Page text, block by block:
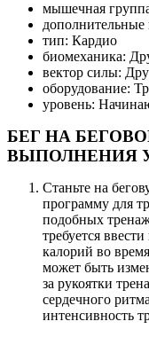
мышечная
тип: Кардио
биомеханика:
вектор силы:
оборудование:
уровень:
БЕГ НА
ВЫПОЛНЕНИЯ
Станьте на
программу для
подобных
требуется
калорий во
может быть
за рукоятки
сердечного
интенсивность